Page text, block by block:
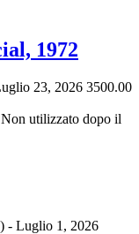
1972
23, 2026 3500.00
Non utilizzato dopo il
- Luglio 1, 2026